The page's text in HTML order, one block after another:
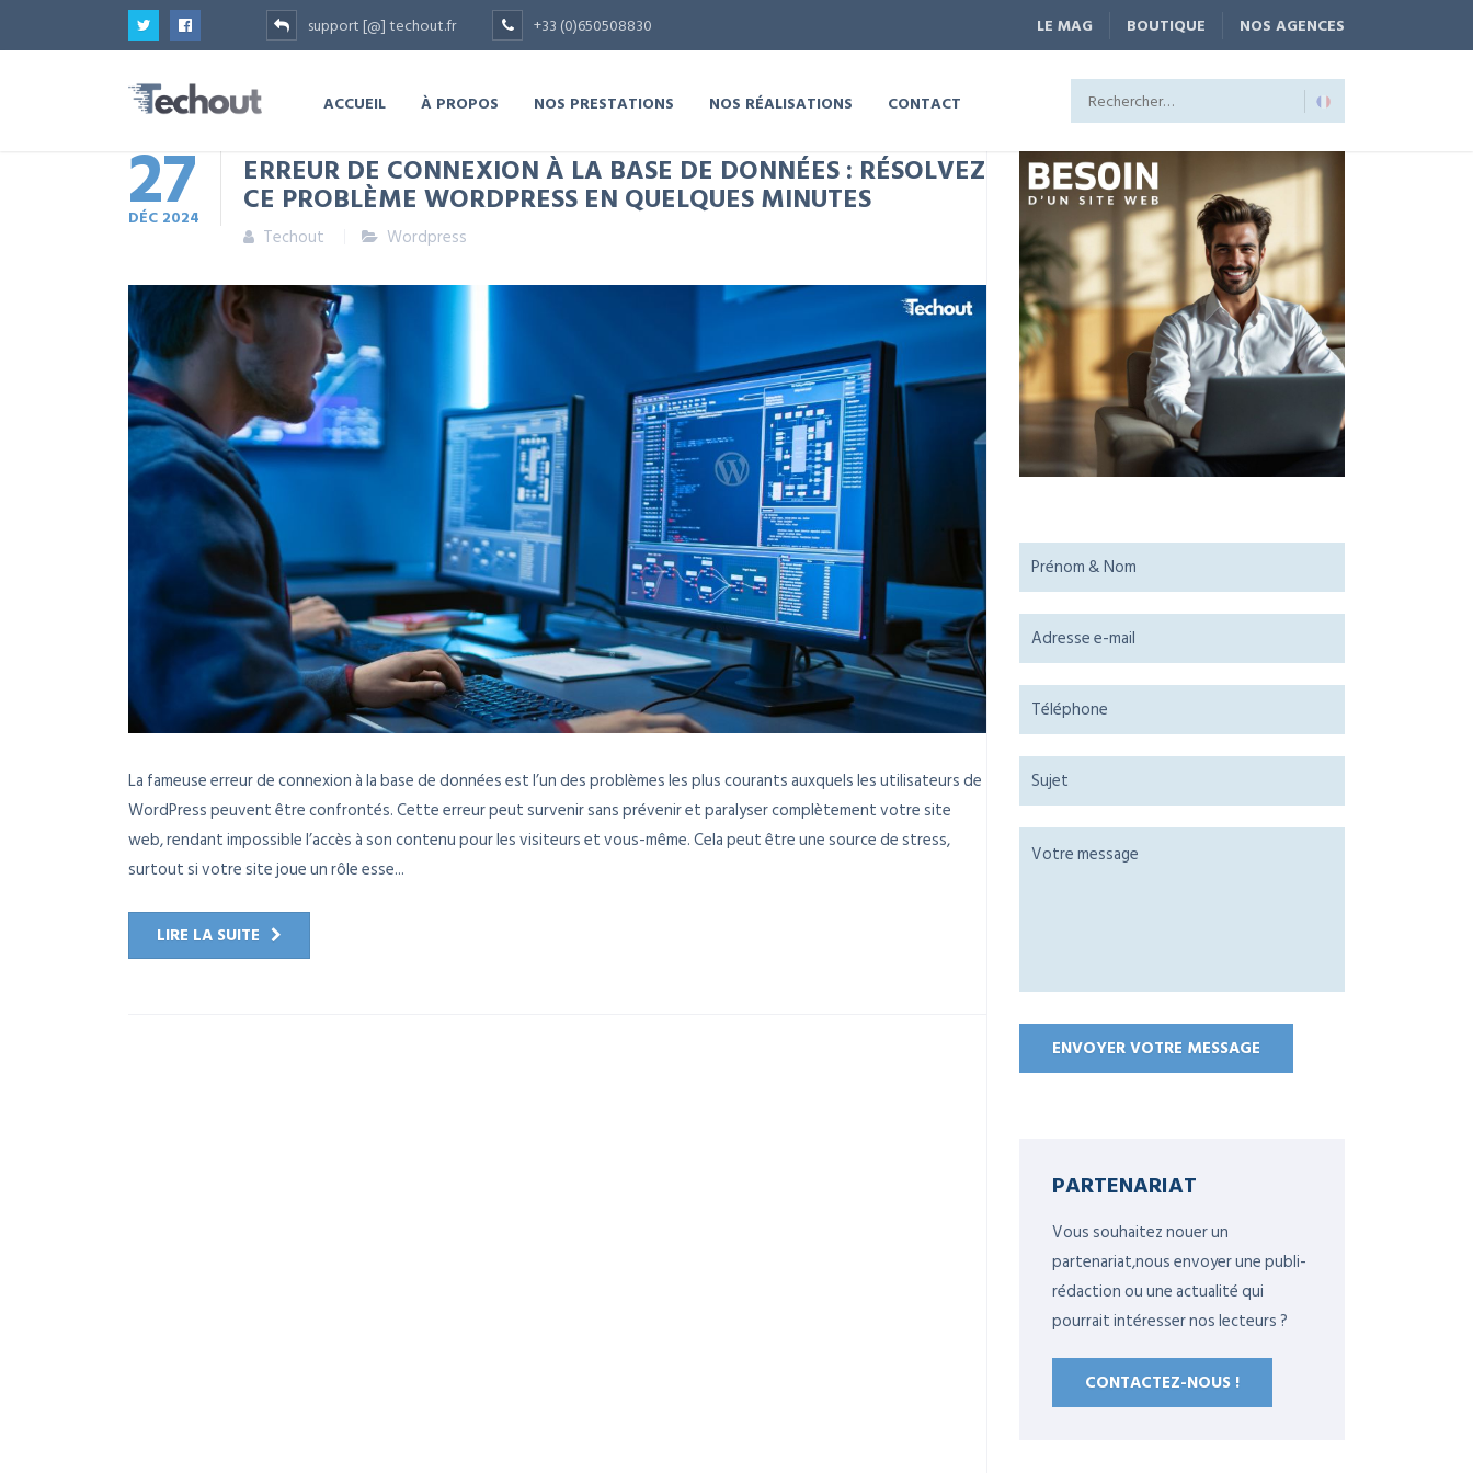
support [@] techout.fr +33 (0)650508830 LE MAG BOUTIQUE NOS AGENCES
ACCUEIL À PROPOS NOS PRESTATIONS NOS RÉALISATIONS CONTACT
27
DÉC 2024
ERREUR DE CONNEXION À LA BASE DE DONNÉES : RÉSOLVEZ
CE PROBLÈME WORDPRESS EN QUELQUES MINUTES
Techout Wordpress
La fameuse erreur de connexion à la base de données est l’un des problèmes les plus courants auxquels les utilisateurs de
WordPress peuvent être confrontés. Cette erreur peut survenir sans prévenir et paralyser complètement votre site
web, rendant impossible l’accès à son contenu pour les visiteurs et vous-même. Cela peut être une source de stress,
surtout si votre site joue un rôle esse...
LIRE LA SUITE
PARTENARIAT
Vous souhaitez nouer un
partenariat,nous envoyer une publi-
rédaction ou une actualité qui
pourrait intéresser nos lecteurs ?
CONTACTEZ-NOUS !